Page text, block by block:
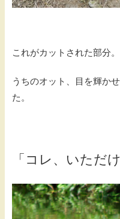
これがカットされた部分。
うちのオット、目を輝か
た。
「コレ、いただ